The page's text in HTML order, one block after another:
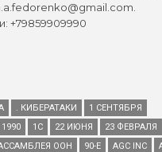
+79859909990
. КИБЕРАТАКИ
1 СЕНТЯБРЯ
1990 1С 22 ИЮНЯ 23 ФЕВРАЛЯ
ООН 90-Е AGC INC